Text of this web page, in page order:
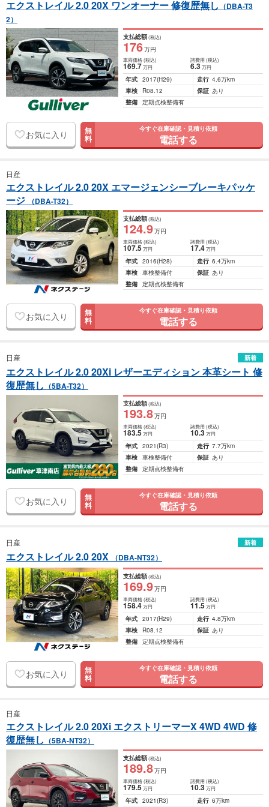
エクストレイル 2.0 20X ワンオーナー 修復歴無し （DBA-T3
2）
支払総額(税込)
176万円
車両価格(税込)
169.7万円
諸費用 (税込)
6.3 万円
年式 2017(H29) 走行 4.6万km
車検
R08.12 保証 あり
整備 定期点検整備有
お気に入り 無
料
今すぐ在庫確認・見積り依頼
電話する
日産
エクストレイル 2.0 20X エマージェンシーブレーキパッケ
ージ
（DBA-T32）
支払総額(税込)
124.9万円
車両価格(税込)
107.5万円
諸費用 (税込)
17.4 万円
年式 2016(H28) 走行 6.4万km
車検 車検整備付 保証 あり
整備 定期点検整備有
お気に入り 無
料
今すぐ在庫確認・見積り依頼
電話する
日産 新着
エクストレイル 2.0 20Xi レザーエディション 本革シート 修
復歴無し （5BA-T32）
支払総額(税込)
193.8万円
車両価格(税込)
183.5万円
諸費用 (税込)
10.3 万円
年式 2021(R3) 走行 7.7万km
車検 車検整備付 保証 あり
整備 定期点検整備有
お気に入り 無
料
今すぐ在庫確認・見積り依頼
電話する
日産 新着
エクストレイル 2.0 20X （DBA-NT32）
支払総額(税込)
169.9万円
車両価格(税込)
158.4万円
諸費用 (税込)
11.5 万円
年式 2017(H29) 走行 4.8万km
車検
R08.12 保証 あり
整備 定期点検整備有
お気に入り 無
料
今すぐ在庫確認・見積り依頼
電話する
日産
エクストレイル 2.0 20Xi エクストリーマーX 4WD 4WD 修
復歴無し （5BA-NT32）
支払総額(税込)
189.8万円
車両価格(税込)
179.5万円
諸費用 (税込)
10.3 万円
年式 2021(R3) 走行 6万km